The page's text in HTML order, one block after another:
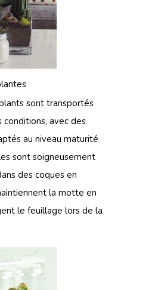
sont transportés
conditions, avec des
au niveau maturité
sont soigneusement
des coques en
la motte en
le feuillage lors de la